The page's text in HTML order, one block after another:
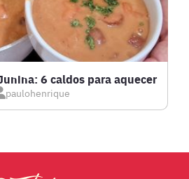
6 caldos para aquecer
paulohenrique